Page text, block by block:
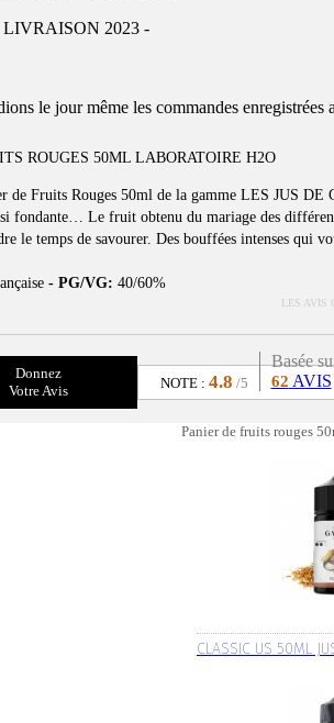
2023 -
le jour même les commandes
ROUGES 50ML LABORATOIRE H2O
de Fruits Rouges 50ml de la gamme LES JUS DE
fondante… Le fruit obtenu du mariage des
le temps de savourer. Des bouffées intenses qui
- PG/VG: 40/60%
LES AVIS
Donnez
Votre Avis
NOTE : 4.8 /5
Basée
62 AVIS
Panier de fruits rouges
CLASSIC US 50ML